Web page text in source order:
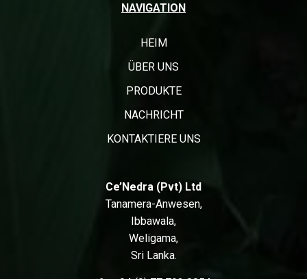
NAVIGATION
HEIM
ÜBER UNS
PRODUKTE
NACHRICHT
KONTAKTIERE UNS
Ce’Nedra (Pvt) Ltd
Tanamera-Anwesen,
Ibbawala,
Weligama,
Sri Lanka.